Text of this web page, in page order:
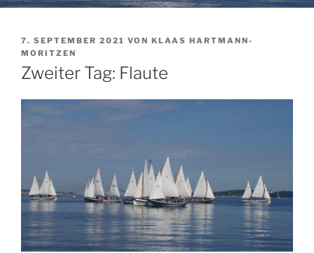
VERÖFFENTLICHT
AM
7. SEPTEMBER 2021 VON KLAAS HARTMANN-
MORITZEN
Zweiter Tag: Flaute